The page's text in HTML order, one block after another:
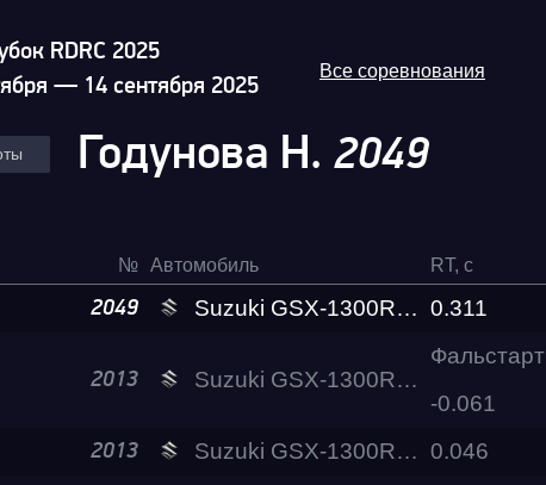
RDRC 2025
— 14 сентября 2025
Все соревнования
Годунова Н. 2049
№ Автомобиль RT, c
2049 Suzuki GSX-1300R Hayabusa Busa Zone 0.311
2013 Suzuki GSX-1300R Hayabusa Busa Zone
Фальстарт
-0.061
2013 Suzuki GSX-1300R Hayabusa Busa Zone 0.046